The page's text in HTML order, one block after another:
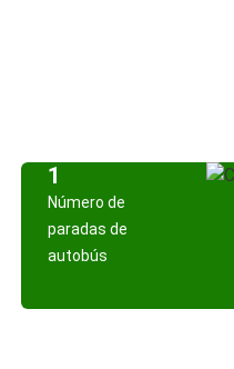
1
Número de
paradas de
autobús